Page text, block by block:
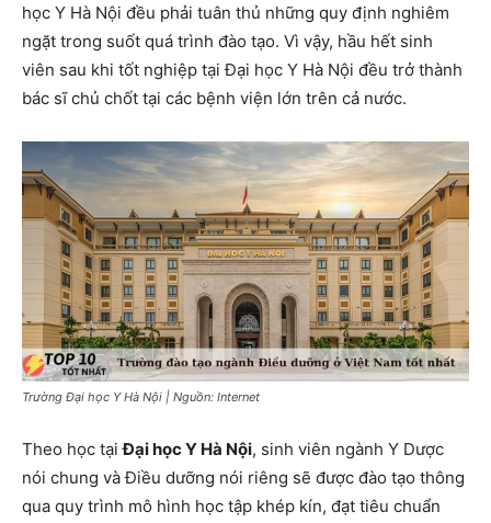
học Y Hà Nội đều phải tuân thủ những quy định nghiêm
ngặt trong suốt quá trình đào tạo. Vì vậy, hầu hết sinh
viên sau khi tốt nghiệp tại Đại học Y Hà Nội đều trở thành
bác sĩ chủ chốt tại các bệnh viện lớn trên cả nước.
Trường Đại học Y Hà Nội | Nguồn: Internet
Theo học tạiĐại học Y Hà Nội, sinh viên ngành Y Dược
nói chung và Điều dưỡng nói riêng sẽ được đào tạo thông
qua quy trình mô hình học tập khép kín, đạt tiêu chuẩn